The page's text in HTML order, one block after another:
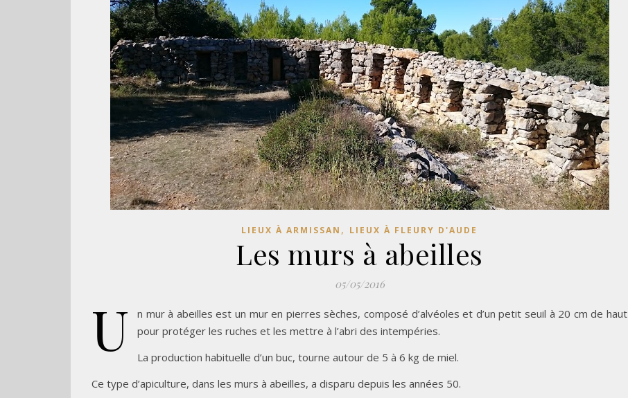
LIEUX À ARMISSAN , LIEUX À FLEURY D'AUDE
Les murs à abeilles
05/05/2016
U
n mur à abeilles est un mur en pierres sèches, composé d’alvéoles et d’un petit seuil à 20 cm de haut
pour protéger les ruches et les mettre à l’abri des intempéries.
La production habituelle d’un buc, tourne autour de 5 à 6 kg de miel.
Ce type d’apiculture, dans les murs à abeilles, a disparu depuis les années 50.